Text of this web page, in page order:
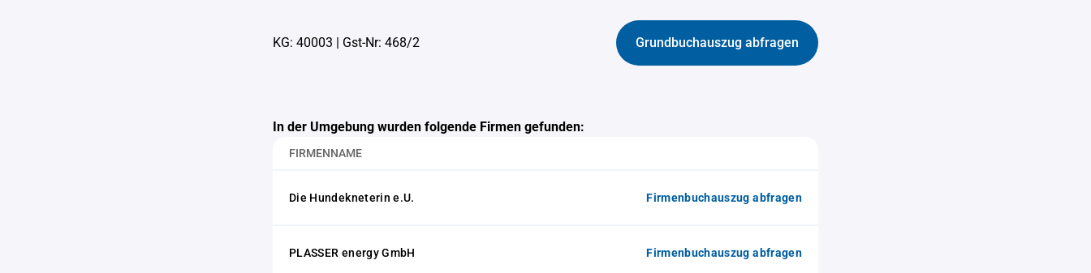
KG: 40003 | Gst-Nr: 468/2 Grundbuchauszug abfragen
In der Umgebung wurden folgende Firmen gefunden:
FIRMENNAME
Die Hundekneterin e.U. Firmenbuchauszug abfragen
PLASSER energy GmbH Firmenbuchauszug abfragen